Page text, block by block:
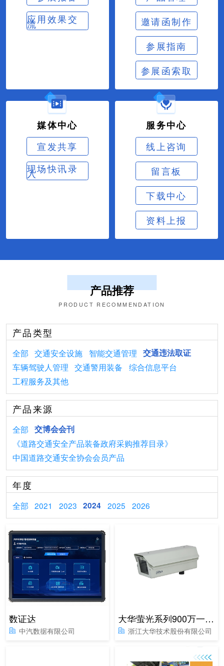
应用效果交
流
邀请函制作
参展指南
参展函索取
媒体中心
宣发共享
现场快讯录
入
服务中心
线上咨询
留言板
下载中心
资料上报
产品推荐
PRODUCT RECOMMENDATION
产品类型
全部 交通安全设施 智能交通管理
交通违法取证
车辆驾驶人管理
交通警用装备
综合信息平台
工程服务及其他
产品来源
全部
交博会会刊
《道路交通安全产品装备政府采购推荐目录》
中国道路交通安全协会会员产品
年度
全部 2021 2023 2024 2025 2026
数证达
中汽数据有限公司
大华萤光系列900万一体化抓拍单元
浙江大华技术股份有限公司